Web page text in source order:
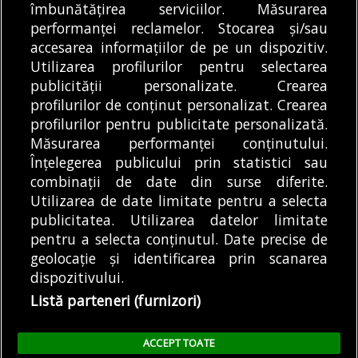
exploatarea Insulei
Copiilor din Parcul
Herăstrău expiră la
finalul anului...
04/08/2026
gestionarea deșeurilor,
care prevăd...
DEANDREEA STĂNĂRÎNGĂ
04/08/2026
MODIFICĂ SETĂRILE COOKIES
© Copyright 2025 - Buletin de București.
Găzduit dePresslabs.com. Powered by TRS Design.
Despre
Noi
Media
Kit
Politică De
Confidențialitate
Cookie
Policy (EU)
Cookie
Policy
Tweet
Facebook
Share this selection
Tweet
îmbunătățirea serviciilor. Măsurarea
performanței reclamelor. Stocarea și/sau
accesarea informațiilor de pe un dispozitiv.
Utilizarea profilurilor pentru selectarea
publicității personalizate. Crearea
profilurilor de conținut personalizat. Crearea
profilurilor pentru publicitate personalizată.
Măsurarea performanței conținutului.
Înțelegerea publicului prin statistici sau
combinații de date din surse diferite.
Utilizarea de date limitate pentru a selecta
publicitatea. Utilizarea datelor limitate
pentru a selecta conținutul. Date precise de
geolocație și identificarea prin scanarea
dispozitivului.
Listă parteneri (furnizori)
ACCEPT TOATE